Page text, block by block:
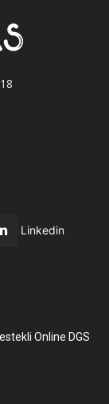
Linkedin
Online DGS